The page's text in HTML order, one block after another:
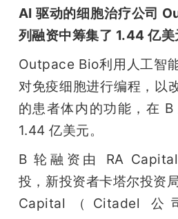
AI 驱动的细胞治疗公司
列融资中筹集了 1.44 亿美
Outpace Bio利用人工智
对免疫细胞进行编程，以
的患者体内的功能，在
1.44 亿美元。
B 轮融资由 RA
投，新投资者卡塔尔投资
Capital（Citadel 公